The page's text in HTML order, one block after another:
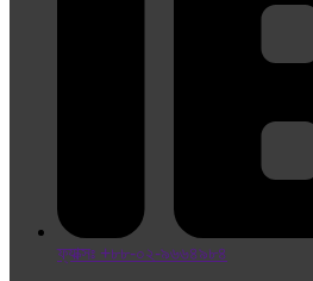
ফ্যাক্সঃ +৮৮-০২-৯৬৬৪৯৮৪